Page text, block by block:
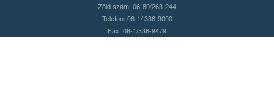
Zöld szám: 06-80/263-244
Telefon: 06-1/ 336-9000
Fax: 06-1/336-9479